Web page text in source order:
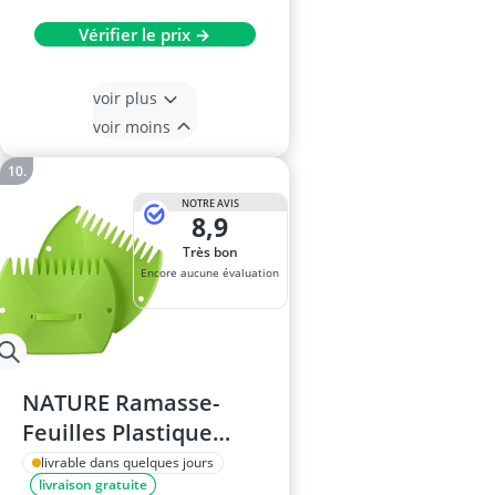
Vérifier le prix →
voir plus
voir moins
NOTRE AVIS
8,9
Très bon
Encore aucune évaluation
NATURE Ramasse-
Feuilles Plastique
37x29,5cm
livrable dans quelques jours
livraison gratuite